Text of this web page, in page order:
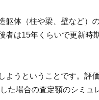
躯体（柱や梁、壁など）
者は15年くらいで更新時
ようということです。評
た場合の査定額のシミュ